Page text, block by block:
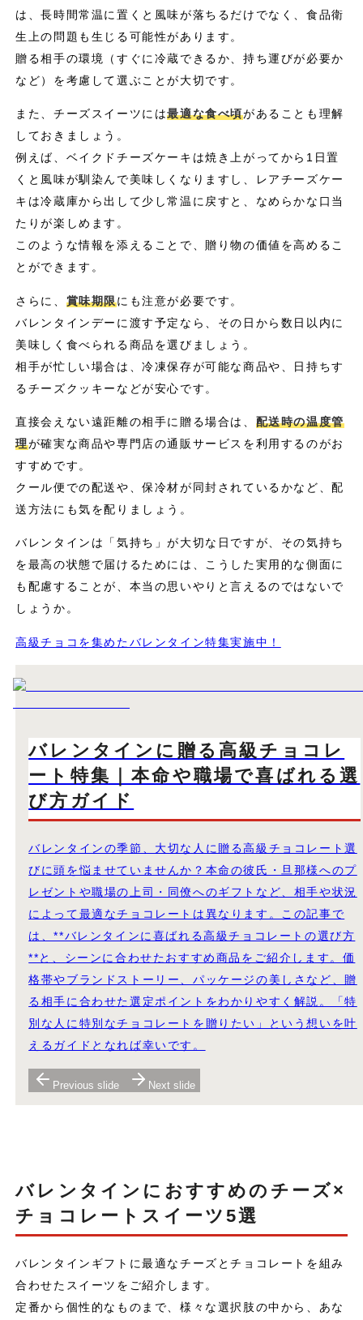
は、長時間常温に置くと風味が落ちるだけでなく、食品衛
生上の問題も生じる可能性があります。
贈る相手の環境（すぐに冷蔵できるか、持ち運びが必要か
など）を考慮して選ぶことが大切です。
また、チーズスイーツには最適な食べ頃があることも理解
しておきましょう。
例えば、ベイクドチーズケーキは焼き上がってから1日置
くと風味が馴染んで美味しくなりますし、レアチーズケー
キは冷蔵庫から出して少し常温に戻すと、なめらかな口当
たりが楽しめます。
このような情報を添えることで、贈り物の価値を高めるこ
とができます。
さらに、 賞味期限にも注意が必要です。
バレンタインデーに渡す予定なら、その日から数日以内に
美味しく食べられる商品を選びましょう。
相手が忙しい場合は、冷凍保存が可能な商品や、日持ちす
るチーズクッキーなどが安心です。
直接会えない遠距離の相手に贈る場合は、 配送時の温度管
理が確実な商品や専門店の通販サービスを利用するのがお
すすめです。
クール便での配送や、保冷材が同封されているかなど、配
送方法にも気を配りましょう。
バレンタインは「気持ち」が大切な日ですが、その気持ち
を最高の状態で届けるためには、こうした実用的な側面に
も配慮することが、本当の思いやりと言えるのではないで
しょうか。
高級チョコを集めたバレンタイン特集実施中！
バレンタインに贈る高級チョコレ
ート特集｜本命や職場で喜ばれる選
び方ガイド
バレンタインの季節、大切な人に贈る高級チョコレート選
びに頭を悩ませていませんか？本命の彼氏・旦那様へのプ
レゼントや職場の上司・同僚へのギフトなど、相手や状況
によって最適なチョコレートは異なります。この記事で
は、**バレンタインに喜ばれる高級チョコレートの選び方
**と、シーンに合わせたおすすめ商品をご紹介します。価
格帯やブランドストーリー、パッケージの美しさなど、贈
る相手に合わせた選定ポイントをわかりやすく解説。「特
別な人に特別なチョコレートを贈りたい」という想いを叶
えるガイドとなれば幸いです。
Previous slide Next slide
バレンタインにおすすめのチーズ×
チョコレートスイーツ5選
バレンタインギフトに最適なチーズとチョコレートを組み
合わせたスイーツをご紹介します。
定番から個性的なものまで、様々な選択肢の中から、あな